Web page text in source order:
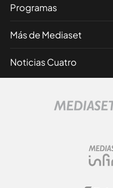
Programas
Más de Mediaset
Noticias Cuatro